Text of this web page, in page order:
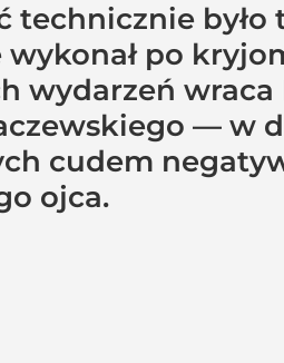
było
po
wydarzeń
— w
cudem
ojca.